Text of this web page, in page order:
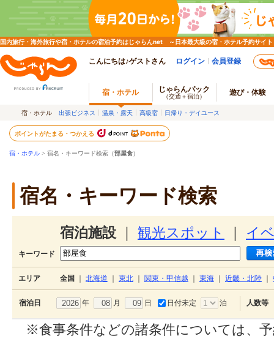
国内旅行・海外旅行や宿・ホテルの宿泊予約はじゃらんnet ～日本最大級の宿・ホテル予約サイト
こんにちは♪ゲストさん ログイン 会員登録
宿・ホテル じゃらんパック
（交通＋宿泊） 遊び・体験
宿・ホテル 出張ビジネス 温泉・露天 高級宿 日帰り・デイユース
ポイントがたまる・つかえる
宿・ホテル > 宿名・キーワード検索（部屋食）
宿名・キーワード検索
宿泊施設 観光スポット イ
キーワード
エリア 全国 北海道 東北 関東・甲信越 東海 近畿・北陸
宿泊日 年 月 日 日付未定 泊 人数等
※食事条件などの諸条件については、